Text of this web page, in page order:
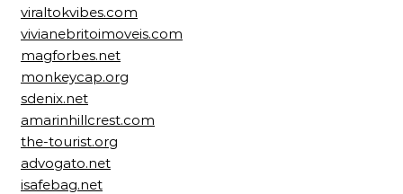
viraltokvibes.com
vivianebritoimoveis.com
magforbes.net
monkeycap.org
sdenix.net
amarinhillcrest.com
the-tourist.org
advogato.net
isafebag.net